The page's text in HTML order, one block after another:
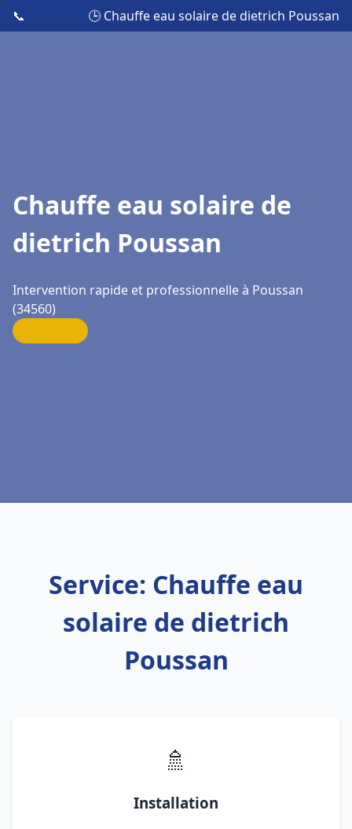
📞 🕒 Chauffe eau solaire de dietrich Poussan
Chauffe eau solaire de
dietrich Poussan
Intervention rapide et professionnelle à Poussan
(34560)
Service: Chauffe eau
solaire de dietrich
Poussan
🚿
Installation